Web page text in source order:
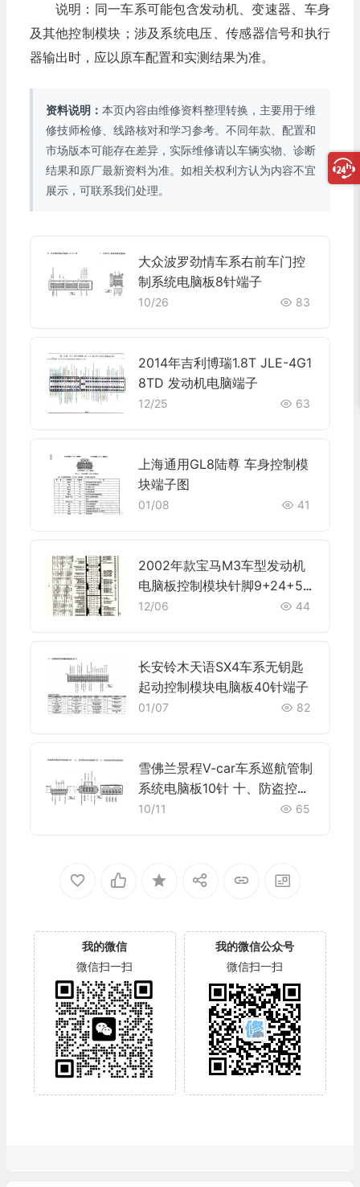
说明：同一车系可能包含发动机、变速器、车身
及其他控制模块；涉及系统电压、传感器信号和执行
器输出时，应以原车配置和实测结果为准。
资料说明： 本页内容由维修资料整理转换，主要用于维
修技师检修、线路核对和学习参考。不同年款、配置和
市场版本可能存在差异，实际维修请以车辆实物、诊断
结果和原厂最新资料为准。如相关权利方认为内容不宜
展示，可联系我们处理。
大众波罗劲情车系右前车门控
制系统电脑板8针端子
10/26 83
2014年吉利博瑞1.8T JLE-4G1
8TD 发动机电脑端子
12/25 63
上海通用GL8陆尊 车身控制模
块端子图
01/08 41
2002年款宝马M3车型发动机
电脑板控制模块针脚9+24+52
+40+9针 端子图
12/06 44
长安铃木天语SX4车系无钥匙
起动控制模块电脑板40针端子
01/07 82
雪佛兰景程V-car车系巡航管制
系统电脑板10针 十、防盗控制
系统电脑板6针端子
10/11 65
我的微信
微信扫一扫
我的微信公众号
微信扫一扫